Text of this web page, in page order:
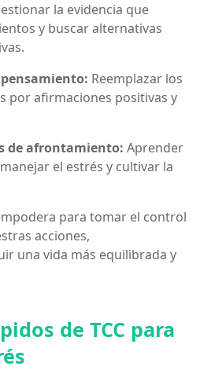
la evidencia que
y buscar alternativas
Reemplazar los
por afirmaciones positivas y
de afrontamiento: Aprender
el estrés y cultivar la
para tomar el control
acciones,
una vida más equilibrada y
de TCC para